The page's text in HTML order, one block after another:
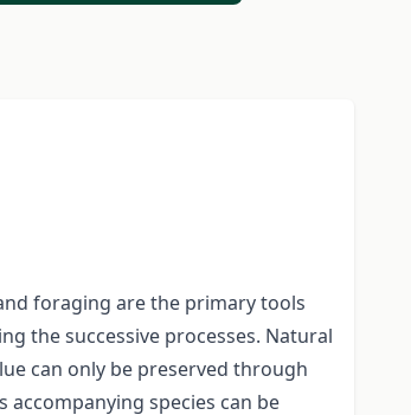
foraging are the primary tools
the successive processes. Natural
can only be preserved through
species can be